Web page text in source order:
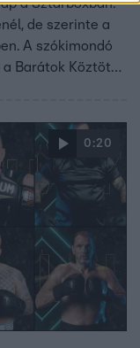
a Sztárboxban.
de szerinte a
A szókimondó
Barátok Köztöt
győz majd?
0:20